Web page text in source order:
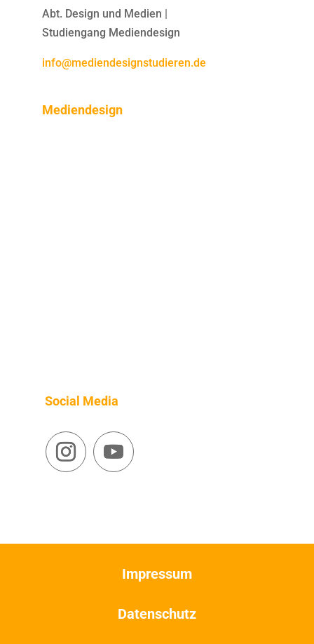
Abt. Design und Medien |
Studiengang Mediendesign
info@mediendesignstudieren.de
Mediendesign
Social Media
Impressum
Datenschutz